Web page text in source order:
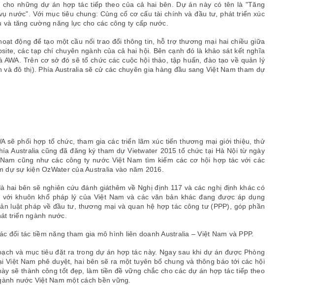
những dự án hợp tác tiếp theo của cả hai bên. Dự án này có tên là "Tăng
nước". Với mục tiêu chung: Củng cố cơ cấu tài chính và đầu tư, phát triển xúc
tăng cường năng lực cho các công ty cấp nước.
động để tạo một cầu nối trao đổi thông tin, hỗ trợ thương mại hai chiều giữa
các tạp chí chuyên ngành của cả hai hội. Bên cạnh đó là khảo sát kết nghĩa
AWA. Trên cơ sở đó sẽ tổ chức các cuộc hội thảo, tập huấn, đào tạo về quản lý
đô thị). Phía Australia sẽ cử các chuyên gia hàng đầu sang Việt Nam tham dự
sẽ phối hợp tổ chức, tham gia các triển lãm xúc tiến thương mại giới thiệu, thử
Australia cũng đã đăng ký tham dự Vietwater 2015 tổ chức tại Hà Nội từ ngày
cũng như các công ty nước Việt Nam tìm kiếm các cơ hội hợp tác với các
sự kiện OzWater của Australia vào năm 2016.
hai bên sẽ nghiên cứu đánh giáthêm về Nghị định 117 và các nghị định khác có
khuôn khổ pháp lý của Việt Nam và các văn bản khác đang được áp dụng
luật pháp về đầu tư, thương mại và quan hệ hợp tác công tư (PPP), góp phần
triển ngành nước.
đối tác tiềm năng tham gia mô hình liên doanh Australia – Việt Nam và PPP.
và mục tiêu đặt ra trong dự án hợp tác này. Ngay sau khi dự án được Phòng
Việt Nam phê duyệt, hai bên sẽ ra một tuyên bố chung và thông báo tới các hội
sẽ thành công tốt đẹp, làm tiền đề vững chắc cho các dự án hợp tác tiếp theo
nước Việt Nam một cách bền vững.